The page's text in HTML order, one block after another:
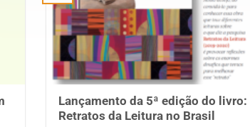
Lançamento da 5ª edição do livro:
Retratos da Leitura no Brasil